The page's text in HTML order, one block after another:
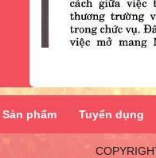
Sản phẩm Tuyển dụng